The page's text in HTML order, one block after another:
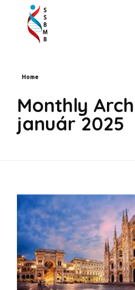
Slovenská spoločnosť pre biochémiu a molekulárnu biológiu
Home
Monthly
január 2025